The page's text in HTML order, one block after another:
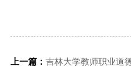
上一篇： 吉林大学教师职业道